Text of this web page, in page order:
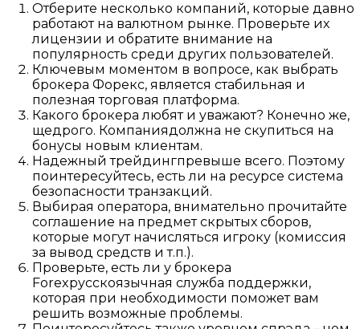
Отберите несколько компаний, которые давно
работают на валютном рынке. Проверьте их
лицензии и обратите внимание на
популярность среди других пользователей.
Ключевым моментом в вопросе, как выбрать
брокера Форекс, является стабильная и
полезная торговая платформа.
Какого брокера любят и уважают? Конечно же,
щедрого. Компаниядолжна не скупиться на
бонусы новым клиентам.
Надежный трейдингпревыше всего. Поэтому
поинтересуйтесь, есть ли на ресурсе система
безопасности транзакций.
Выбирая оператора, внимательно прочитайте
соглашение на предмет скрытых сборов,
которые могут начисляться игроку (комиссия
за вывод средств и т.п.).
Проверьте, есть ли у брокера
Forexрусскоязычная служба поддержки,
которая при необходимости поможет вам
решить возможные проблемы.